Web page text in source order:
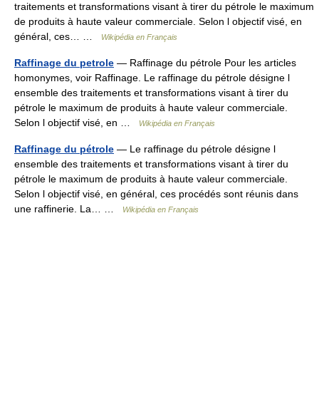
traitements et transformations visant à tirer du pétrole le maximum
de produits à haute valeur commerciale. Selon l objectif visé, en
général, ces… …
Wikipédia en Français
Raffinage du petrole — Raffinage du pétrole Pour les articles
homonymes, voir Raffinage. Le raffinage du pétrole désigne l
ensemble des traitements et transformations visant à tirer du
pétrole le maximum de produits à haute valeur commerciale.
Selon l objectif visé, en …
Wikipédia en Français
Raffinage du pétrole — Le raffinage du pétrole désigne l
ensemble des traitements et transformations visant à tirer du
pétrole le maximum de produits à haute valeur commerciale.
Selon l objectif visé, en général, ces procédés sont réunis dans
une raffinerie. La… …
Wikipédia en Français